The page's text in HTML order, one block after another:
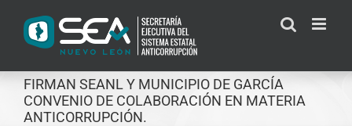
content
FIRMAN SEANL Y MUNICIPIO DE GARCÍA
CONVENIO DE COLABORACIÓN EN MATERIA
ANTICORRUPCIÓN.